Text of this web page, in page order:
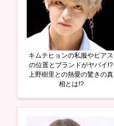
キムテヒョンの私服やピアス
の位置とブランドがヤバイ!?
上野樹里との熱愛の驚きの真
相とは!?